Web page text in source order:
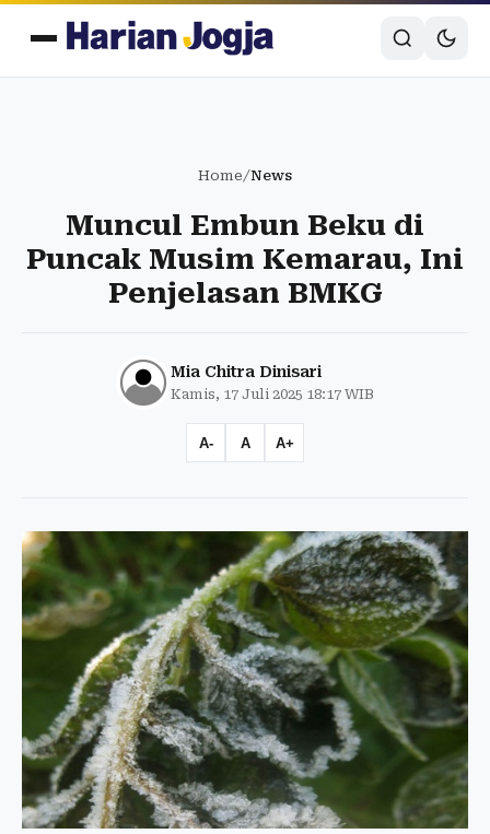
Home/News
Muncul Embun Beku di
Puncak Musim Kemarau, Ini
Penjelasan BMKG
Mia Chitra Dinisari
Kamis, 17 Juli 2025 18:17 WIB
A- A A+